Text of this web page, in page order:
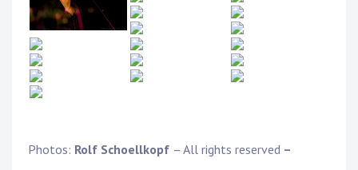
Photos: Rolf Schoellkopf – All rights reserved –